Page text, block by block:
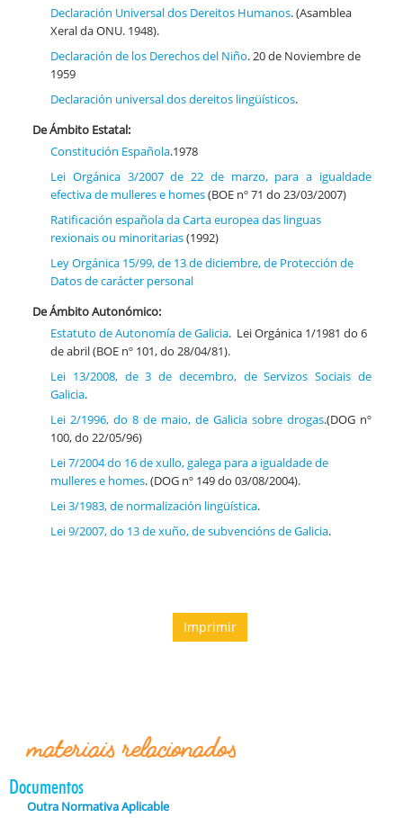
Declaración Universal dos Dereitos Humanos. (Asamblea
Xeral da ONU. 1948).
Declaración de los Derechos del Niño. 20 de Noviembre de
1959
Declaración universal dos dereitos lingüísticos.
De Ámbito Estatal:
Constitución Española.1978
Lei Orgánica 3/2007 de 22 de marzo, para a igualdade
efectiva de mulleres e homes(BOE nº 71 do 23/03/2007)
Ratificación española da Carta europea das linguas
rexionais ou minoritarias(1992)
Ley Orgánica 15/99, de 13 de diciembre, de Protección de
Datos de carácter personal
De Ámbito Autonómico:
Estatuto de Autonomía de Galicia. Lei Orgánica 1/1981 do 6
de abril (BOE nº 101, do 28/04/81).
Lei 13/2008, de 3 de decembro, de Servizos Sociais de
Galicia.
Lei 2/1996, do 8 de maio, de Galicia sobre drogas.(DOG nº
100, do 22/05/96)
Lei 7/2004 do 16 de xullo, galega para a igualdade de
mulleres e homes. (DOG nº 149 do 03/08/2004).
Lei 3/1983, de normalización lingüística.
Lei 9/2007, do 13 de xuño, de subvencións de Galicia.
Imprimir
materiais relacionados
Documentos
Outra Normativa Aplicable